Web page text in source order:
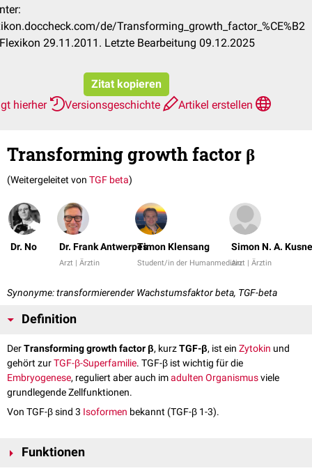
de/Transforming_growth_factor_%CE%B2
29.11.2011. Letzte Bearbeitung 09.12.2025
Zitat kopieren
hierher
Versionsgeschichte Artikel erstellen
Transforming growth factor β
(Weitergeleitet von TGF beta)
Dr. No Dr. Frank Antwerpes
Arzt | Ärztin
Timon Klensang
Student/in der Humanmedizin
Simon N. A.
Arzt | Ärztin
Synonyme: transformierender Wachstumsfaktor beta, TGF-beta
Definition
DerTransforming growth factor β, kurzTGF-β, ist ein Zytokin und
gehört zurTGF-β-Superfamilie. TGF-β ist wichtig für die
Embryogenese, reguliert aber auch imadulten Organismusviele
grundlegende Zellfunktionen.
Von TGF-β sind 3 Isoformen bekannt (TGF-β 1-3).
Funktionen